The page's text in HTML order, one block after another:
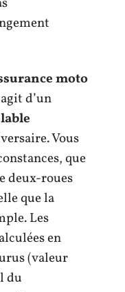
moto
d’un
Vous
que
deux-roues
que la
Les
en
(valeur
du